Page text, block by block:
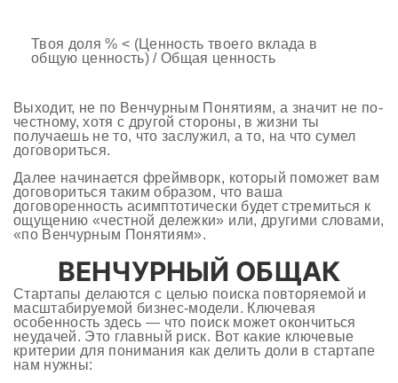
Твоя доля % < (Ценность твоего вклада в
общую ценность) / Общая ценность
Выходит, не по Венчурным Понятиям, а значит не по-
честному, хотя с другой стороны, в жизни ты
получаешь не то, что заслужил, а то, на что сумел
договориться.
Далее начинается фреймворк, который поможет вам
договориться таким образом, что ваша
договоренность асимптотически будет стремиться к
ощущению «честной дележки» или, другими словами,
«по Венчурным Понятиям».
ВЕНЧУРНЫЙ ОБЩАК
Стартапы делаются с целью поиска повторяемой и
масштабируемой бизнес-модели. Ключевая
особенность здесь — что поиск может окончиться
неудачей. Это главный риск. Вот какие ключевые
критерии для понимания как делить доли в стартапе
нам нужны: